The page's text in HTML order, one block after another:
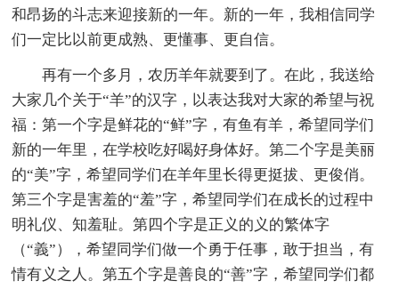
和昂扬的斗志来迎接新的一年。新的一年，我相信同学
们一定比以前更成熟、更懂事、更自信。
再有一个多月，农历羊年就要到了。在此，我送给
大家几个关于“羊”的汉字，以表达我对大家的希望与祝
福：第一个字是鲜花的“鲜”字，有鱼有羊，希望同学们
新的一年里，在学校吃好喝好身体好。第二个字是美丽
的“美”字，希望同学们在羊年里长得更挺拔、更俊俏。
第三个字是害羞的“羞”字，希望同学们在成长的过程中
明礼仪、知羞耻。第四个字是正义的义的繁体字
（“義”），希望同学们做一个勇于任事，敢于担当，有
情有义之人。第五个字是善良的“善”字，希望同学们都